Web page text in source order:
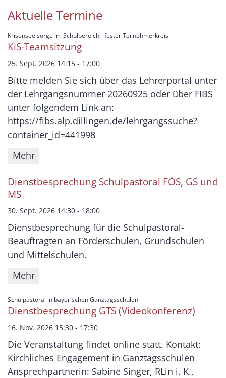
Aktuelle Termine
Krisenseelsorge im Schulbereich - fester Teilnehmerkreis:
KiS-Teamsitzung
25. Sept. 2026 14:15 - 17:00
Bitte melden Sie sich über das Lehrerportal unter
der Lehrgangsnummer 20260925 oder über FIBS
unter folgendem Link an:
https://fibs.alp.dillingen.de/lehrgangssuche?
container_id=441998
Mehr
Dienstbesprechung Schulpastoral FÖS, GS und
MS
30. Sept. 2026 14:30 - 18:00
Dienstbesprechung für die Schulpastoral-
Beauftragten an Förderschulen, Grundschulen
und Mittelschulen.
Mehr
Schulpastoral in bayerischen Ganztagsschulen:
Dienstbesprechung GTS (Videokonferenz)
16. Nov. 2026 15:30 - 17:30
Die Veranstaltung findet online statt. Kontakt:
Kirchliches Engagement in Ganztagsschulen
Ansprechpartnerin: Sabine Singer, RLin i. K.,